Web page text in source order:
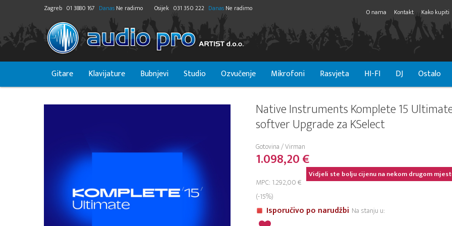
Zagreb 01 3880 167 Danas Ne radimo Osijek 031 350 222 Danas Ne radimo O nama Kontakt Kako kupiti
Gitare Klavijature Bubnjevi Studio Ozvučenje Mikrofoni Rasvjeta HI-FI DJ Ostalo
Native Instruments Komplete 15
softver Upgrade za KSelect
Gotovina / Virman
1.098,20 €
Vidjeli ste bolju cijenu na nekom drugom
MPC: 1.292,00 €
(-15%)
Isporučivo po narudžbi Na stanju u: